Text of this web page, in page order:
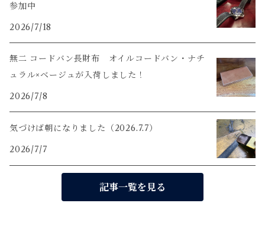
参加中
2026/7/18
無二 コードバン長財布 オイルコードバン・ナチ
ュラル×ベージュが入荷しました！
2026/7/8
気づけば朝になりました（2026.7.7）
2026/7/7
記事一覧を見る